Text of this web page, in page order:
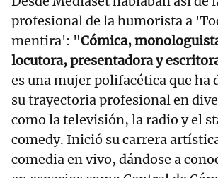
profesional de la humorista a
mentira': "Cómica,
locutora, presentadora y
es una mujer polifacética que ha
su trayectoria profesional en
como la televisión, la radio y el
comedy. Inició su carrera
comedia en vivo, dándose a